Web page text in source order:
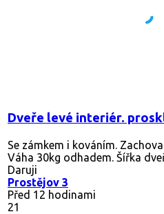
Dveře levé interiér.
Se zámkem i kováním.
Váha 30kg odhadem. Šířka
Daruji
Prostějov 3
Před 12 hodinami
21